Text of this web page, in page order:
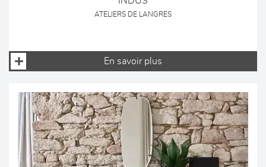
ATELIERS DE LANGRES
En savoir plus